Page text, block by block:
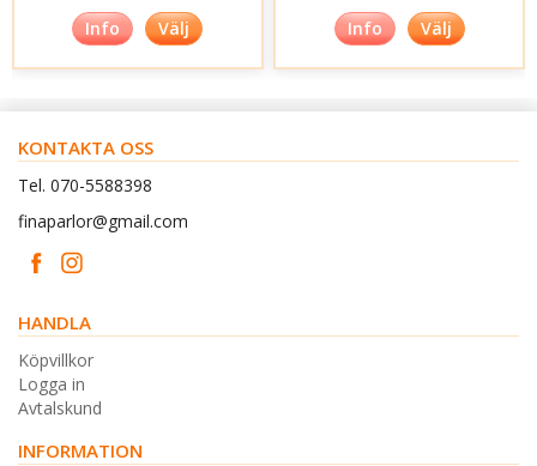
Info Välj Info Välj
KONTAKTA OSS
Tel. 070-5588398
finaparlor@gmail.com
HANDLA
Köpvillkor
Logga in
Avtalskund
INFORMATION